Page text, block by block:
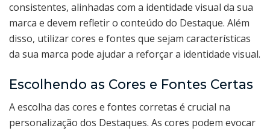
consistentes, alinhadas com a identidade visual da sua
marca e devem refletir o conteúdo do Destaque. Além
disso, utilizar cores e fontes que sejam características
da sua marca pode ajudar a reforçar a identidade visual.
Escolhendo as Cores e Fontes Certas
A escolha das cores e fontes corretas é crucial na
personalização dos Destaques. As cores podem evocar